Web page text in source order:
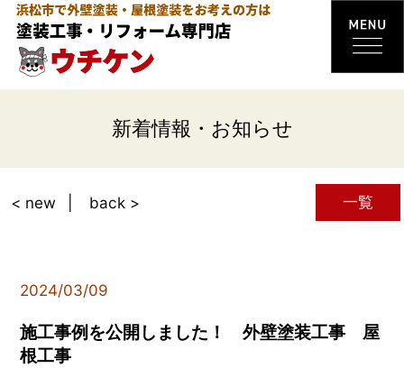
新着情報・お知らせ
一覧
< new back >
2024/03/09
施工事例を公開しました！ 外壁塗装工事 屋
根工事